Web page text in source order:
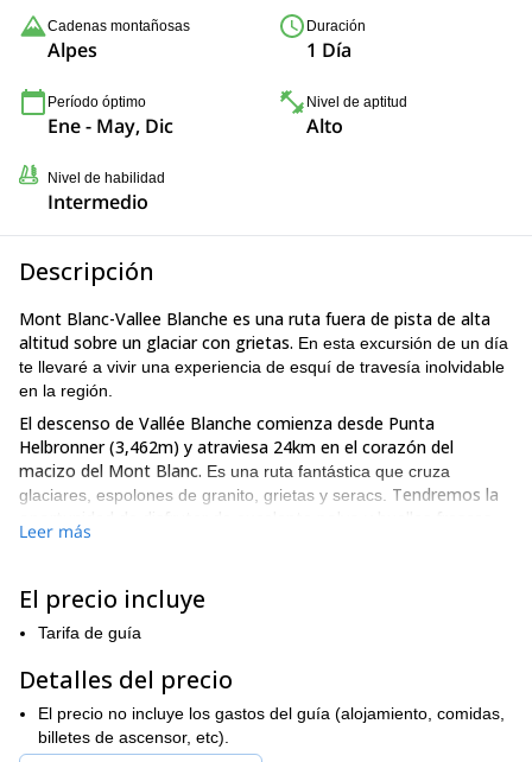
Cadenas montañosas
Alpes
Duración
1 Día
Período óptimo
Ene - May, Dic
Nivel de aptitud
Alto
Nivel de habilidad
Intermedio
Descripción
Mont Blanc-Vallee Blanche es una ruta fuera de pista de alta
altitud sobre un glaciar con grietas. En esta excursión de un día
te llevaré a vivir una experiencia de esquí de travesía inolvidable
en la región.
El descenso de Vallée Blanche comienza desde Punta
Helbronner (3,462m) y atraviesa 24km en el corazón del
macizo del Mont Blanc. Es una ruta fantástica que cruza
glaciares, espolones de granito, grietas y seracs. Tendremos la
Además, también capturaremos
Primero, comenzaremos nuestro tour tomando un viaje en
teleférico de 15 minutos en La Palud hasta Rifugio Torino
Vecchio. Desde allí, una caminata de 10 minutos nos llevará a
Rifugio Torino Nuovo. Luego, iniciaremos nuestra travesía en
esquí de 4/5 horas desde Col Flambeaux hasta Chamonix.
Finalmente, después de una cerveza tradicional en este pueblo
francés, regresaremos a Courmayeur.
Leer más
El precio incluye
Tarifa de guía
Detalles del precio
El precio no incluye los gastos del guía (alojamiento, comidas,
billetes de ascensor, etc).